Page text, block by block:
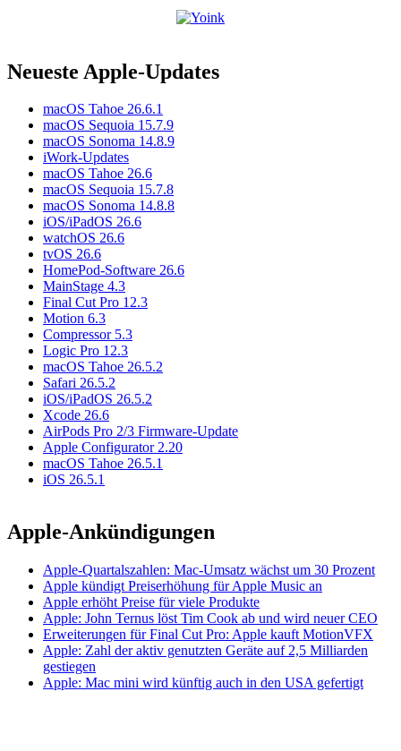
Neueste Apple-Updates
macOS Tahoe 26.6.1
macOS Sequoia 15.7.9
macOS Sonoma 14.8.9
iWork-Updates
macOS Tahoe 26.6
macOS Sequoia 15.7.8
macOS Sonoma 14.8.8
iOS/iPadOS 26.6
watchOS 26.6
tvOS 26.6
HomePod-Software 26.6
MainStage 4.3
Final Cut Pro 12.3
Motion 6.3
Compressor 5.3
Logic Pro 12.3
macOS Tahoe 26.5.2
Safari 26.5.2
iOS/iPadOS 26.5.2
Xcode 26.6
AirPods Pro 2/3 Firmware-Update
Apple Configurator 2.20
macOS Tahoe 26.5.1
iOS 26.5.1
Apple-Ankündigungen
Apple-Quartalszahlen: Mac-Umsatz wächst um 30 Prozent
Apple kündigt Preiserhöhung für Apple Music an
Apple erhöht Preise für viele Produkte
Apple: John Ternus löst Tim Cook ab und wird neuer CEO
Erweiterungen für Final Cut Pro: Apple kauft MotionVFX
Apple: Zahl der aktiv genutzten Geräte auf 2,5 Milliarden
gestiegen
Apple: Mac mini wird künftig auch in den USA gefertigt